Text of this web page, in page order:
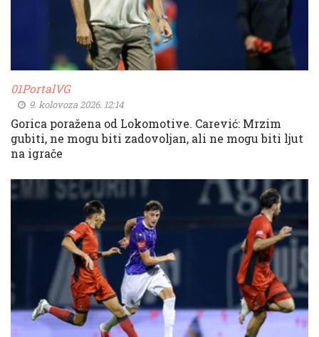
01PortalVG
9. kolovoza 2026. 12:14
Gorica poražena od Lokomotive. Carević: Mrzim
gubiti, ne mogu biti zadovoljan, ali ne mogu biti ljut
na igrače